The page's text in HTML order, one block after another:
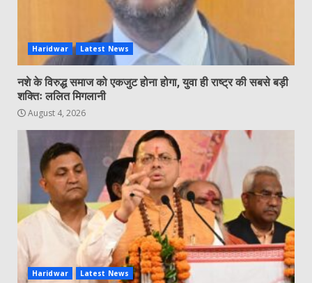
Haridwar Latest News
नशे के विरुद्ध समाज को एकजुट होना होगा, युवा ही राष्ट्र की सबसे बड़ी
शक्तिः ललित मिगलानी
August 4, 2026
Haridwar Latest News